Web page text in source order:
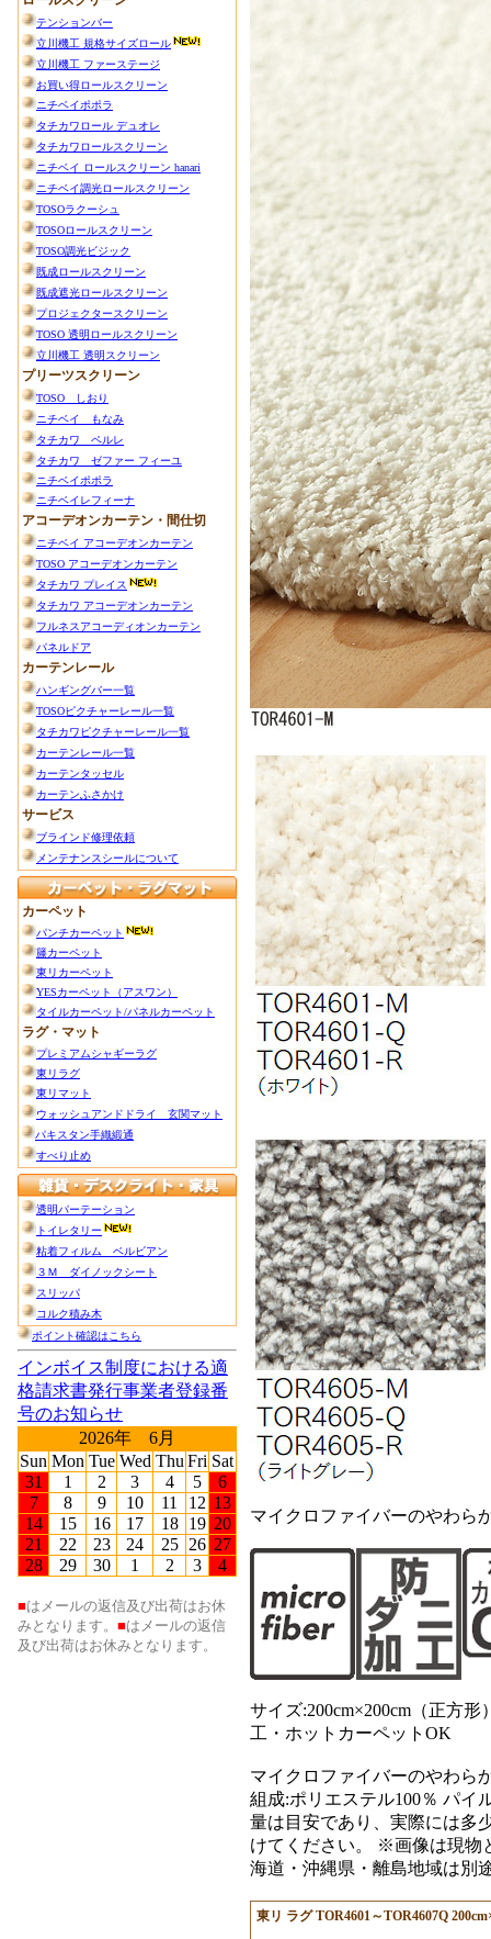
マイクロファイバーのやわら
サイズ:200cm×200cm（正方
工・ホットカーペットOK
マイクロファイバーのやわら
組成:ポリエステル100％ パイ
量は目安であり、実際には多
けてください。 ※画像は現
海道・沖縄県・離島地域は別
東リ ラグ TOR4601～TOR4607Q